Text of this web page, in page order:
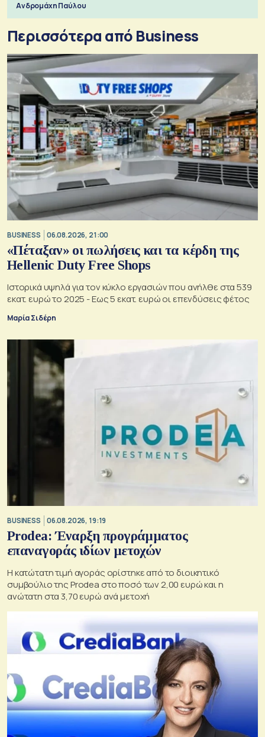
Ανδρομάχη Παύλου
Περισσότερα από Business
BUSINESS 06.08.2026, 21:00
«Πέταξαν» οι πωλήσεις και τα κέρδη της
Hellenic Duty Free Shops
Ιστορικά υψηλά για τον κύκλο εργασιών που ανήλθε στα 539
εκατ. ευρώ το 2025 - Εως 5 εκατ. ευρώ οι επενδύσεις φέτος
Μαρία Σιδέρη
BUSINESS 06.08.2026, 19:19
Prodea: Έναρξη προγράμματος
επαναγοράς ιδίων μετοχών
Η κατώτατη τιμή αγοράς ορίστηκε από το διοικητικό
συμβούλιο της Prodea στο ποσό των 2,00 ευρώ και η
ανώτατη στα 3,70 ευρώ ανά μετοχή